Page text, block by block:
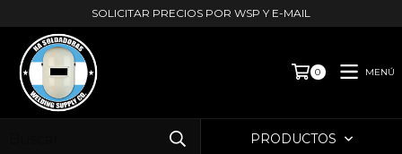
SOLICITAR PRECIOS POR WSP Y E-MAIL
0 MENÚ
PRODUCTOS